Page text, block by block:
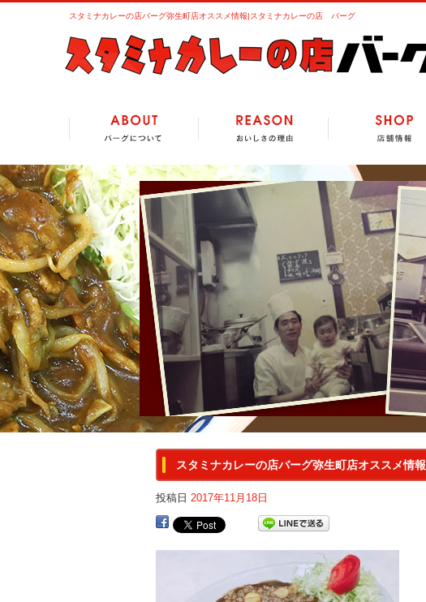
スタミナカレーの店バーグ弥生町店オススメ情報|スタミナカレーの店 バーグ
スタミナカレーの店バーグ弥生町店オススメ情報
投稿日 2017年11月18日